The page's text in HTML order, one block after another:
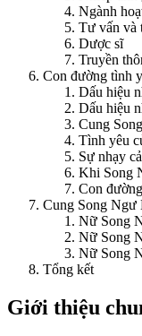
Ngành
Tư vấn và
Dược sĩ
Truyền
Con đường tình
Dấu hiệu
Dấu hiệu
Cung
Tình yêu
Sự nhạy
Khi Song
Con
Cung Song Ngư
Nữ Song
Nữ Song
Nữ Song
Tổng kết
Giới thiệu